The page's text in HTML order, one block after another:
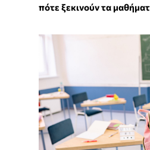
πότε ξεκινούν τα